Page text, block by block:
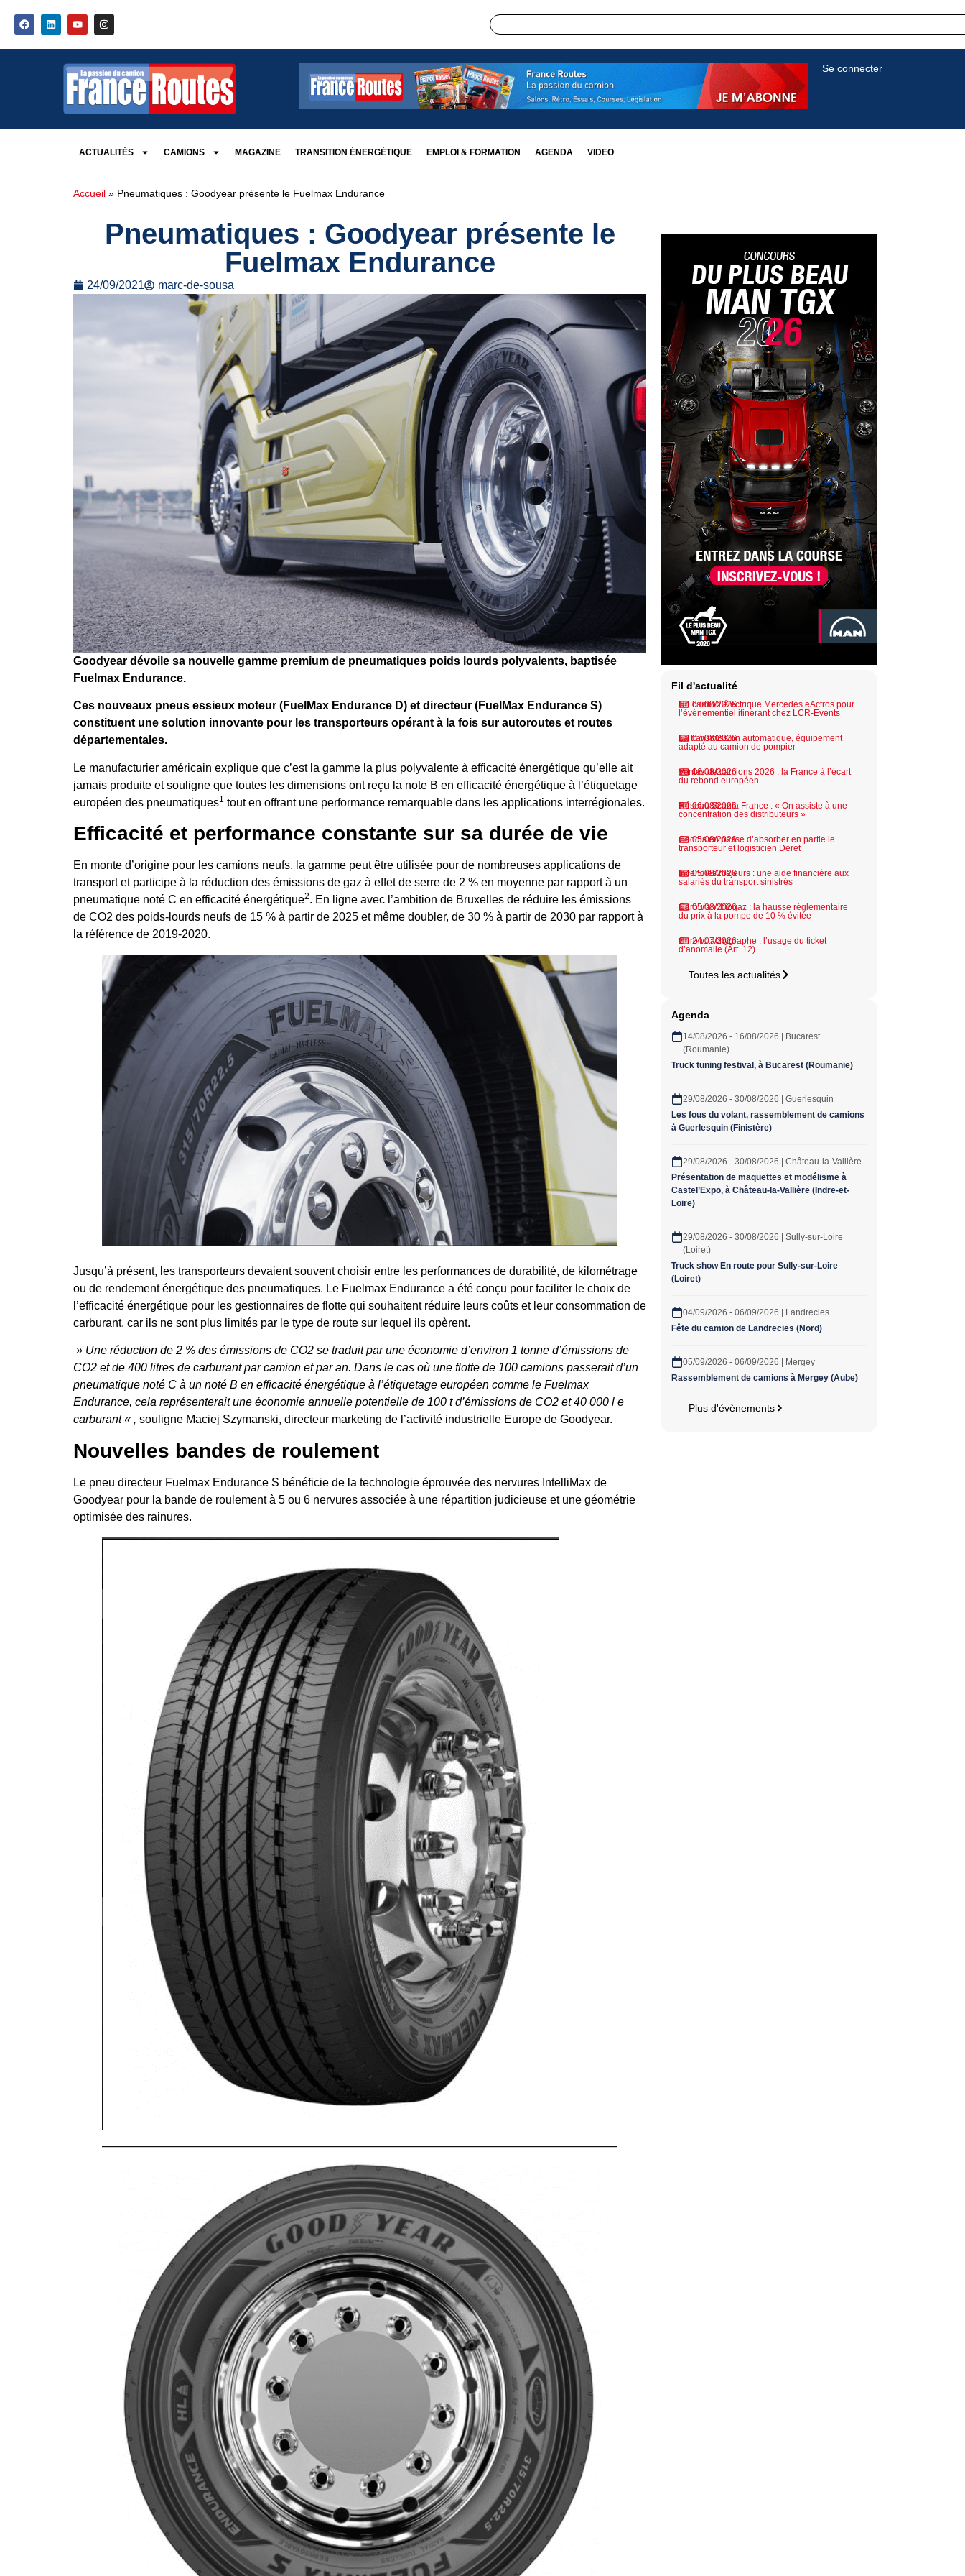
Se connecter
ACTUALITÉS CAMIONS MAGAZINE TRANSITION ÉNERGÉTIQUE EMPLOI & FORMATION AGENDA VIDEO
Accueil » Pneumatiques : Goodyear présente le Fuelmax Endurance
Pneumatiques : Goodyear présente le
Fuelmax Endurance
24/09/2021 marc-de-sousa
Goodyear dévoile sa nouvelle gamme premium de pneumatiques poids lourds polyvalents, baptisée
Fuelmax Endurance.
Ces nouveaux pneus essieux moteur (FuelMax Endurance D) et directeur (FuelMax Endurance S)
constituent une solution innovante pour les transporteurs opérant à la fois sur autoroutes et routes
départementales.
Le manufacturier américain explique que c’est la gamme la plus polyvalente à efficacité énergétique qu’elle ait
jamais produite et souligne que toutes les dimensions ont reçu la note B en efficacité énergétique à l’étiquetage
européen des pneumatiques1 tout en offrant une performance remarquable dans les applications interrégionales.
Efficacité et performance constante sur sa durée de vie
En monte d’origine pour les camions neufs, la gamme peut être utilisée pour de nombreuses applications de
transport et participe à la réduction des émissions de gaz à effet de serre de 2 % en moyenne par rapport à un
pneumatique noté C en efficacité énergétique2. En ligne avec l’ambition de Bruxelles de réduire les émissions
de CO2 des poids-lourds neufs de 15 % à partir de 2025 et même doubler, de 30 % à partir de 2030 par rapport à
la référence de 2019-2020.
Jusqu’à présent, les transporteurs devaient souvent choisir entre les performances de durabilité, de kilométrage
ou de rendement énergétique des pneumatiques. Le Fuelmax Endurance a été conçu pour faciliter le choix de
l’efficacité énergétique pour les gestionnaires de flotte qui souhaitent réduire leurs coûts et leur consommation de
carburant, car ils ne sont plus limités par le type de route sur lequel ils opèrent.
» Une réduction de 2 % des émissions de CO2 se traduit par une économie d’environ 1 tonne d’émissions de
CO2 et de 400 litres de carburant par camion et par an. Dans le cas où une flotte de 100 camions passerait d’un
pneumatique noté C à un noté B en efficacité énergétique à l’étiquetage européen comme le Fuelmax
Endurance, cela représenterait une économie annuelle potentielle de 100 t d’émissions de CO2 et 40 000 l e
carburant « , souligne Maciej Szymanski, directeur marketing de l’activité industrielle Europe de Goodyear.
Nouvelles bandes de roulement
Le pneu directeur Fuelmax Endurance S bénéficie de la technologie éprouvée des nervures IntelliMax de
Goodyear pour la bande de roulement à 5 ou 6 nervures associée à une répartition judicieuse et une géométrie
optimisée des rainures.
Fil d'actualité
07/08/2026
Un camion électrique Mercedes eActros pour
l’événementiel itinérant chez LCR-Events
07/08/2026
La transmission automatique, équipement
adapté au camion de pompier
06/08/2026
Ventes de camions 2026 : la France à l’écart
du rebond européen
06/08/2026
Réseau Scania France : « On assiste à une
concentration des distributeurs »
05/08/2026
Geodis en passe d’absorber en partie le
transporteur et logisticien Deret
05/08/2026
Incendies majeurs : une aide financière aux
salariés du transport sinistrés
05/08/2026
Carburant biogaz : la hausse réglementaire
du prix à la pompe de 10 % évitée
24/07/2026
Chronotachygraphe : l’usage du ticket
d’anomalie (Art. 12)
Toutes les actualités
Agenda
14/08/2026 - 16/08/2026 | Bucarest
(Roumanie)
Truck tuning festival, à Bucarest (Roumanie)
29/08/2026 - 30/08/2026 | Guerlesquin
Les fous du volant, rassemblement de camions
à Guerlesquin (Finistère)
29/08/2026 - 30/08/2026 | Château-la-Vallière
Présentation de maquettes et modélisme à
Castel’Expo, à Château-la-Vallière (Indre-et-
Loire)
29/08/2026 - 30/08/2026 | Sully-sur-Loire
(Loiret)
Truck show En route pour Sully-sur-Loire
(Loiret)
04/09/2026 - 06/09/2026 | Landrecies
Fête du camion de Landrecies (Nord)
05/09/2026 - 06/09/2026 | Mergey
Rassemblement de camions à Mergey (Aube)
Plus d'évènements